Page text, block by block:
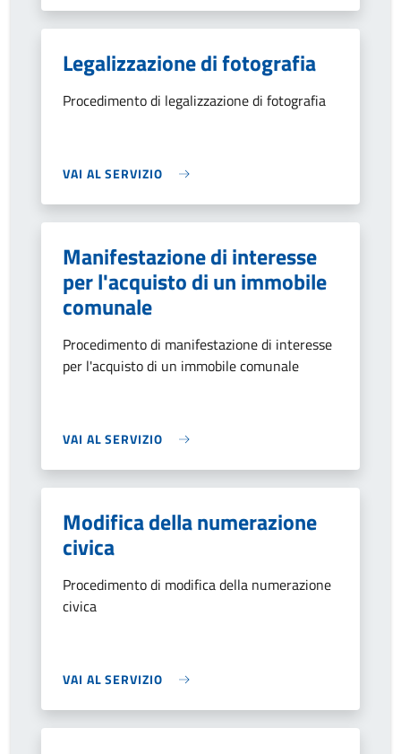
Legalizzazione di fotografia
Procedimento di legalizzazione di fotografia
VAI AL SERVIZIO
Manifestazione di interesse
per l'acquisto di un immobile
comunale
Procedimento di manifestazione di interesse
per l'acquisto di un immobile comunale
VAI AL SERVIZIO
Modifica della numerazione
civica
Procedimento di modifica della numerazione
civica
VAI AL SERVIZIO